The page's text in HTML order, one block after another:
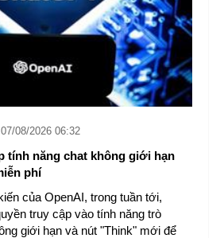
07/08/2026 06:32
tính năng chat không giới hạn
phí
của OpenAI, trong tuần tới,
truy cập vào tính năng trò
giới hạn và nút "Think" mới để